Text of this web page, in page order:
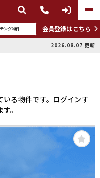
ング物件
会員登録はこちら
2026.08.07 更新
いる物件です。ログインす
。